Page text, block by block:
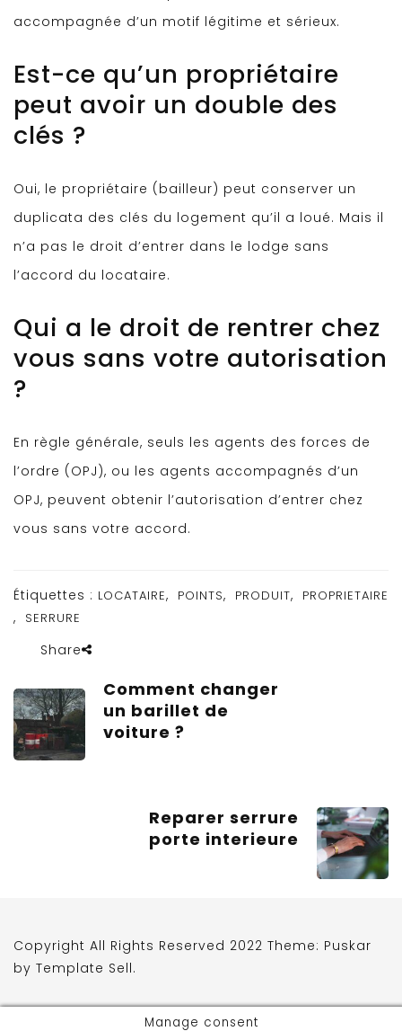
accompagnée d’un motif légitime et sérieux.
Est-ce qu’un propriétaire
peut avoir un double des
clés ?
Oui, le propriétaire (bailleur) peut conserver un
duplicata des clés du logement qu’il a loué. Mais il
n’a pas le droit d’entrer dans le lodge sans
l’accord du locataire.
Qui a le droit de rentrer chez
vous sans votre autorisation
?
En règle générale, seuls les agents des forces de
l’ordre (OPJ), ou les agents accompagnés d’un
OPJ, peuvent obtenir l’autorisation d’entrer chez
vous sans votre accord.
Étiquettes : LOCATAIRE, POINTS, PRODUIT, PROPRIETAIRE
, SERRURE
Share
Comment changer
un barillet de
voiture ?
Reparer serrure
porte interieure
Copyright All Rights Reserved 2022 Theme: Puskar
by Template Sell.
Manage consent